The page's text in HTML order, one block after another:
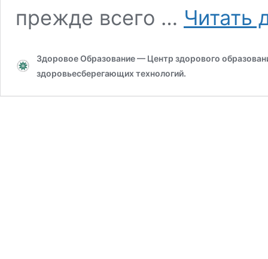
прежде всего … Читать
Здоровое Образование — Центр здорового
здоровьесберегающих технологий.